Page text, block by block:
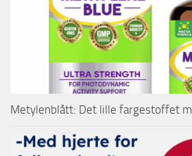
Metylenblått: Det lille fargestoffet